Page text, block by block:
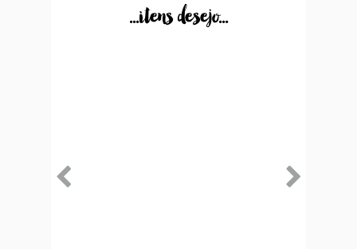
...itens desejo...